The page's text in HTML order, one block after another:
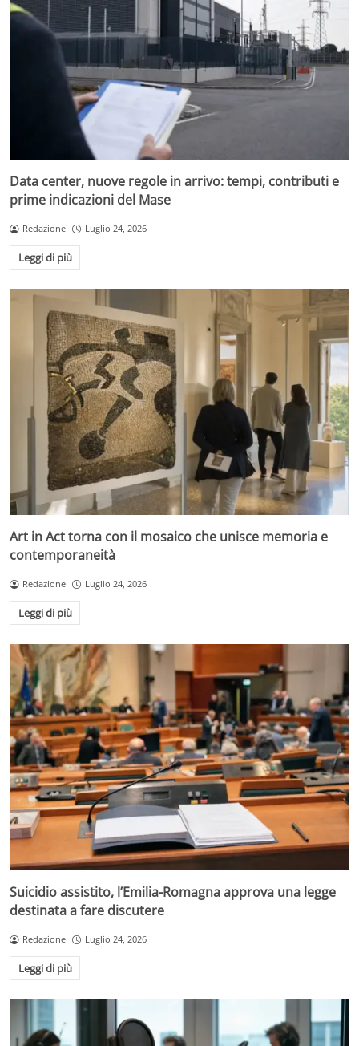
Data center, nuove regole in arrivo: tempi, contributi e
prime indicazioni del Mase
Redazione Luglio 24, 2026
Leggi di più
Art in Act torna con il mosaico che unisce memoria e
contemporaneità
Redazione Luglio 24, 2026
Leggi di più
Suicidio assistito, l’Emilia-Romagna approva una legge
destinata a fare discutere
Redazione Luglio 24, 2026
Leggi di più